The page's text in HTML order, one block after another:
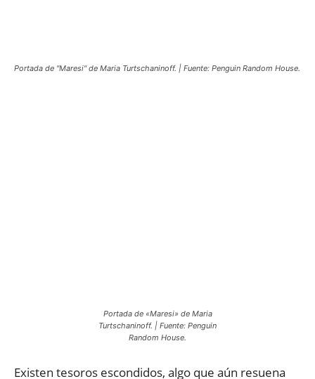
Portada de "Maresi" de Maria Turtschaninoff. | Fuente: Penguin Random House.
Portada de «Maresi» de Maria
Turtschaninoff. | Fuente: Penguin
Random House.
Existen tesoros escondidos, algo que aún resuena